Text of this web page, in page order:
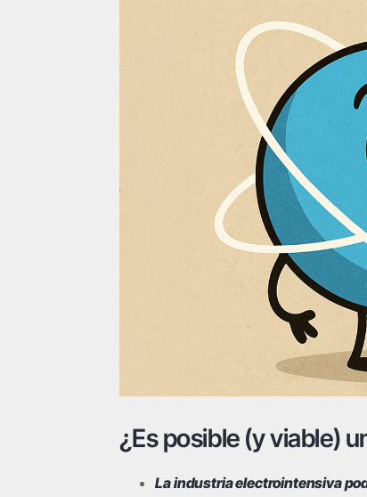
¿Es posible (y viable)
La industria electrointensiva